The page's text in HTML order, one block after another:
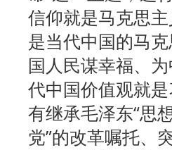
信仰就是马克思
是当代中国的马
国人民谋幸福、
代中国价值观就
有继承毛泽东“思
党”的改革嘱托、